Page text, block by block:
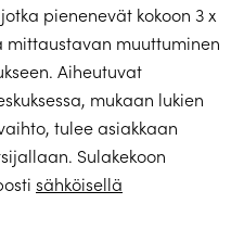
pienenevät kokoon 3 x
mittaustavan muuttuminen
Aiheutuvat
mukaan lukien
tulee asiakkaan
Sulakekoon
sähköisellä